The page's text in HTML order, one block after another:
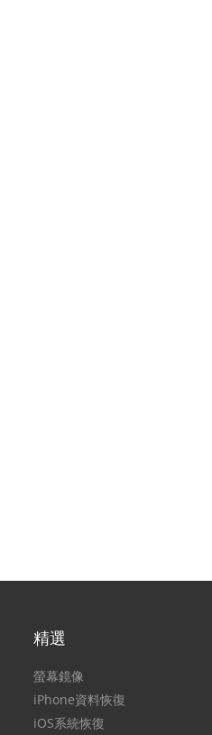
精選
螢幕鏡像
iPhone資料恢復
iOS系統恢復